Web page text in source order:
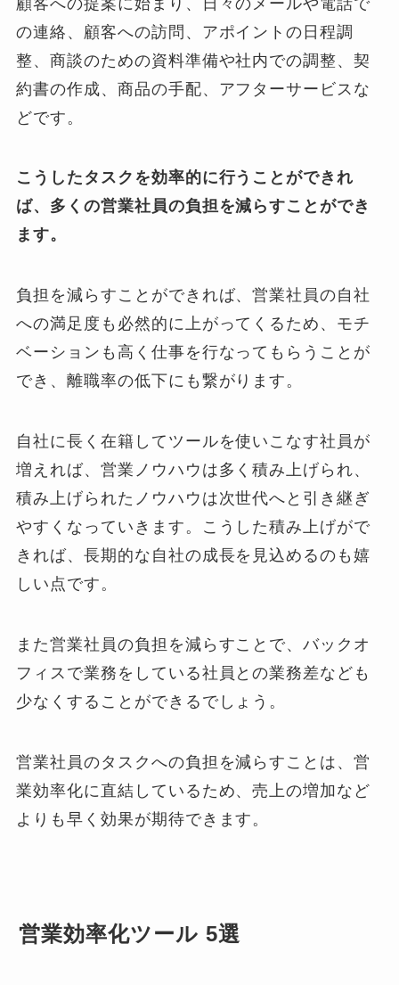
の連絡、顧客への訪問、アポイントの日程調
整、商談のための資料準備や社内での調整、契
約書の作成、商品の手配、アフターサービスな
どです。
こうしたタスクを効率的に行うことができれ
ば、多くの営業社員の負担を減らすことができ
ます。
負担を減らすことができれば、営業社員の自社
への満足度も必然的に上がってくるため、モチ
ベーションも高く仕事を行なってもらうことが
でき、離職率の低下にも繋がります。
自社に長く在籍してツールを使いこなす社員が
増えれば、営業ノウハウは多く積み上げられ、
積み上げられたノウハウは次世代へと引き継ぎ
やすくなっていきます。こうした積み上げがで
きれば、長期的な自社の成長を見込めるのも嬉
しい点です。
また営業社員の負担を減らすことで、バックオ
フィスで業務をしている社員との業務差なども
少なくすることができるでしょう。
営業社員のタスクへの負担を減らすことは、営
業効率化に直結しているため、売上の増加など
よりも早く効果が期待できます。
営業効率化ツール 5選